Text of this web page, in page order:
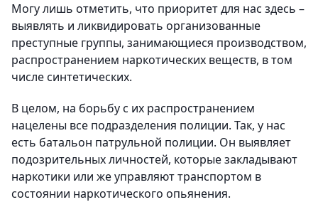
Могу лишь отметить, что приоритет для нас здесь –
выявлять и ликвидировать организованные
преступные группы, занимающиеся производством,
распространением наркотических веществ, в том
числе синтетических.
В целом, на борьбу с их распространением
нацелены все подразделения полиции. Так, у нас
есть батальон патрульной полиции. Он выявляет
подозрительных личностей, которые закладывают
наркотики или же управляют транспортом в
состоянии наркотического опьянения.